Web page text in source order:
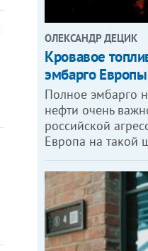
ОЛЕКСАНДР ДЕЦИК
Кровавое
эмбарго
Полное эмбарго
нефти очень
российской
Европа на такой